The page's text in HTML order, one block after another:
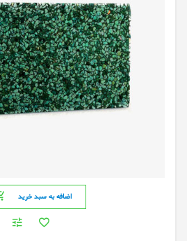
اضافه به سبد خرید